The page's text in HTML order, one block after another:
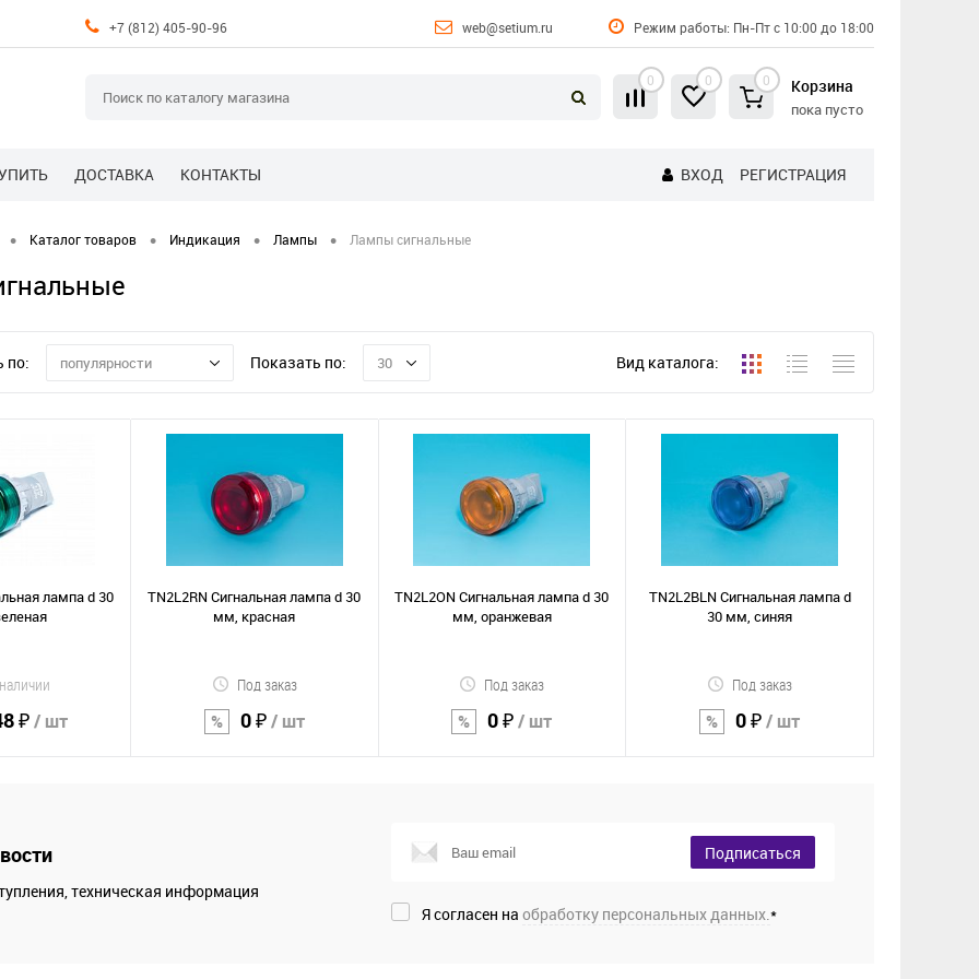
+7 (812) 405-90-96 web@setium.ru Режим работы: Пн-Пт с 10:00 до 18:00
0 0 0 Корзина
пока пусто
ДОСТАВКА КОНТАКТЫ ВХОД РЕГИСТРАЦИЯ
• Каталог товаров • Индикация • Лампы • Лампы сигнальные
по: популярности Показать по: 30 Вид каталога:
лампа d 30
₽/ шт
TN2L2RN Сигнальная лампа d 30
мм, красная
Под заказ
0 ₽/ шт
В избранное
TN2L2ON Сигнальная лампа d 30
мм, оранжевая
Под заказ
0 ₽/ шт
TN2L2BLN Сигнальная лампа d
30 мм, синяя
Под заказ
0 ₽/ шт
Сравнение
техническая информация
Подписаться
Я согласен на обработку персональных данных. *